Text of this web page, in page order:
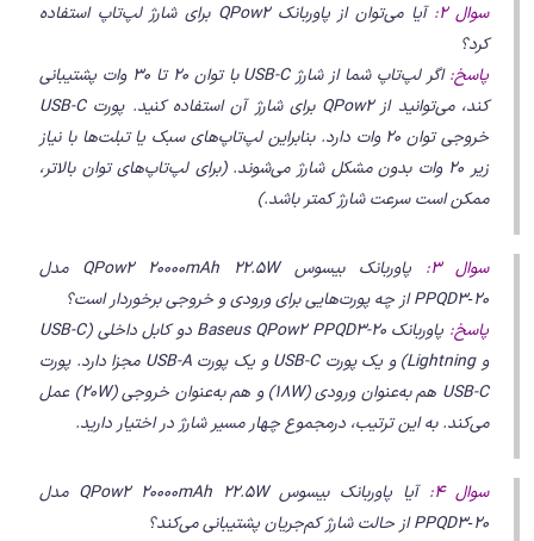
سوال 2:
آیا می‌توان از پاوربانک QPow2 برای شارژ لپ‌تاپ استفاده
کرد؟
پاسخ:
اگر لپ‌تاپ شما از شارژ USB-C با توان 20 تا 30 وات پشتیبانی
کند، می‌توانید از QPow2 برای شارژ آن استفاده کنید. پورت USB-C
خروجی توان 20 وات دارد. بنابراین لپ‌تاپ‌های سبک یا تبلت‌ها با نیاز
زیر 20 وات بدون مشکل شارژ می‌شوند. (برای لپ‌تاپ‌های توان بالاتر،
ممکن است سرعت شارژ کمتر باشد.)
سوال 3:
پاوربانک بیسوس QPow2 20000mAh 22.5W مدل
PPQD3‑20 از چه پورت‌هایی برای ورودی و خروجی برخوردار است؟
پاسخ:
پاوربانک Baseus QPow2 PPQD3-20 دو کابل داخلی (USB-C
و Lightning) و یک پورت USB-C و یک پورت USB-A مجزا دارد. پورت
USB-C هم به‌عنوان ورودی (18W) و هم به‌عنوان خروجی (20W) عمل
می‌کند. به این ترتیب، درمجموع چهار مسیر شارژ در اختیار دارید.
سوال 4:
آیا پاوربانک بیسوس QPow2 20000mAh 22.5W مدل
PPQD3‑20 از حالت شارژ کم‌جریان پشتیبانی می‌کند؟